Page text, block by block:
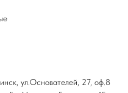
ул.Основателей, 27, оф.8